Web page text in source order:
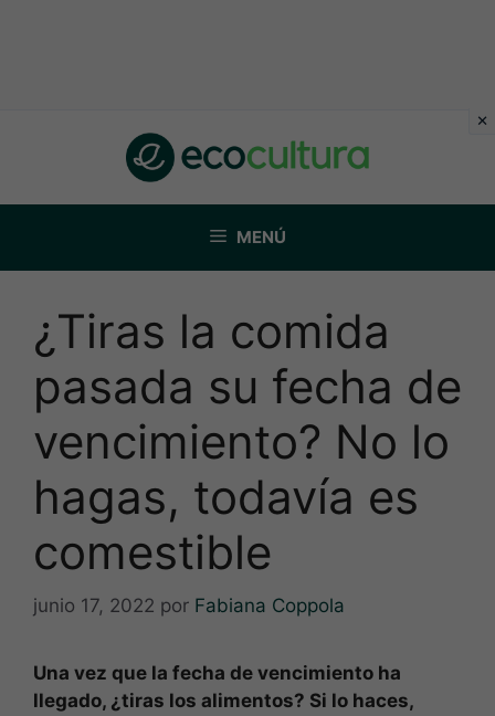
MENÚ
¿Tiras la comida
pasada su fecha de
vencimiento? No lo
hagas, todavía es
comestible
junio 17, 2022 por Fabiana Coppola
Una vez que la fecha de vencimiento ha
llegado, ¿tiras los alimentos? Si lo haces,